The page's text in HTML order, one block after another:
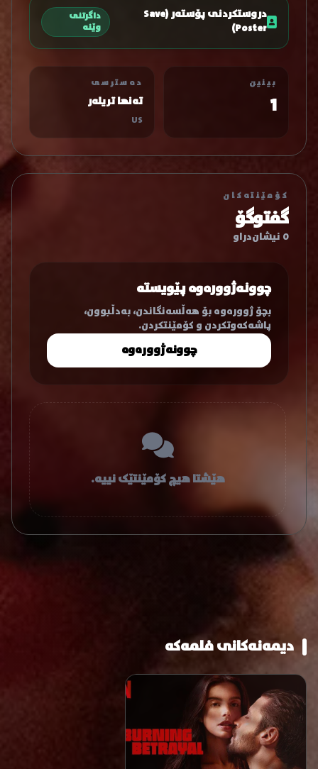
دروستکردنی پۆستەر (Save
Poster)
داگرتنی
وێنە
بینین
1
دەسترسی
تەنها تریلەر
US
کۆمێنتەکان
گفتوگۆ
0 نیشان‌دراو
چوونەژوورەوە پێویستە
بچۆ ژوورەوە بۆ هەڵسەنگاندن، بەدڵبوون،
پاشەکەوتکردن و کۆمێنتکردن.
چوونەژوورەوە
هێشتا هیچ کۆمێنتێک نییە.
دیمەنەکانی فلمەکە